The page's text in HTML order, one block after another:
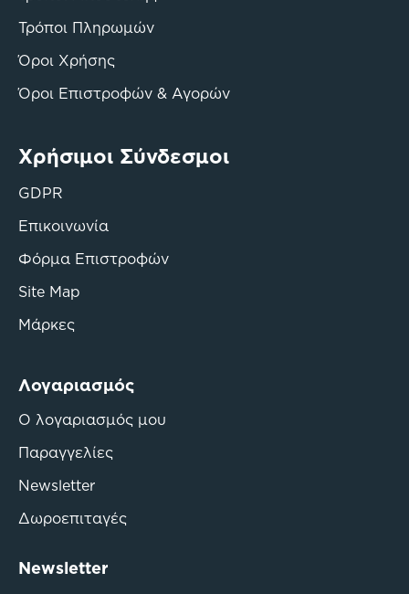
Τρόποι Πληρωμών
Όροι Χρήσης
Όροι Επιστροφών & Αγορών
Χρήσιμοι Σύνδεσμοι
GDPR
Επικοινωνία
Φόρμα Επιστροφών
Site Map
Μάρκες
Λογαριασμός
Ο λογαριασμός μου
Παραγγελίες
Newsletter
Δωροεπιταγές
Newsletter